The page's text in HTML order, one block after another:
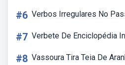
#6 Verbos Irregulares No
#7 Verbete De Enciclopédia
#8 Vassoura Tira Teia De